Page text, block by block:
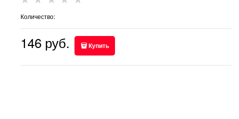
Количество:
146 руб. Купить